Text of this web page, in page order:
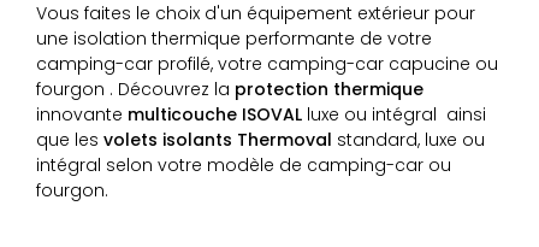
Vous faites le choix d'un équipement extérieur pour
une isolation thermique performante de votre
camping-car profilé, votre camping-car capucine ou
fourgon . Découvrez la protection thermique
innovante multicouche ISOVAL luxe ou intégral ainsi
que les volets isolants Thermoval standard, luxe ou
intégral selon votre modèle de camping-car ou
fourgon.